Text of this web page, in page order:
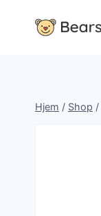
Hjem / Shop /